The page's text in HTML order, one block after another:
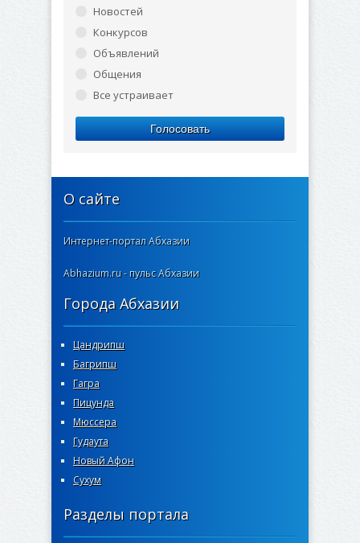
Новостей
Конкурсов
Объявлений
Общения
Все устраивает
Голосовать
О сайте
Интернет-портал Абхазии
Abhazium.ru - пульс Абхазии
Города Абхазии
Цандрипш
Багрипш
Гагра
Пицунда
Мюссера
Гудаута
Новый Афон
Сухум
Разделы портала